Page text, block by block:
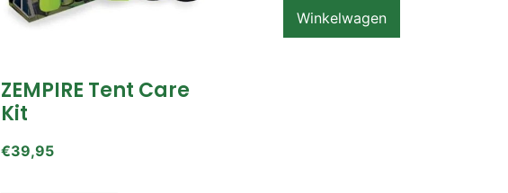
ZEMPIRE Tent Care
Kit
€39,95
Winkelwagen